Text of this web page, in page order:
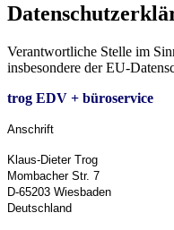
Verantwortliche Stelle im
insbesondere der EU-
trog EDV + büroservice
Anschrift
Klaus-Dieter Trog
Mombacher Str. 7
D-65203 Wiesbaden
Deutschland